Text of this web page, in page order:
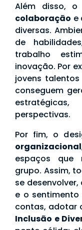
Além disso, o
colaboração e
diversas.
de
trabalho
inovação. Por
jovens
conseguem
perspectivas.
Por fim, o
organizacional
espaços que
grupo. Assim,
se
e o
contas, adotar
Inclusão e